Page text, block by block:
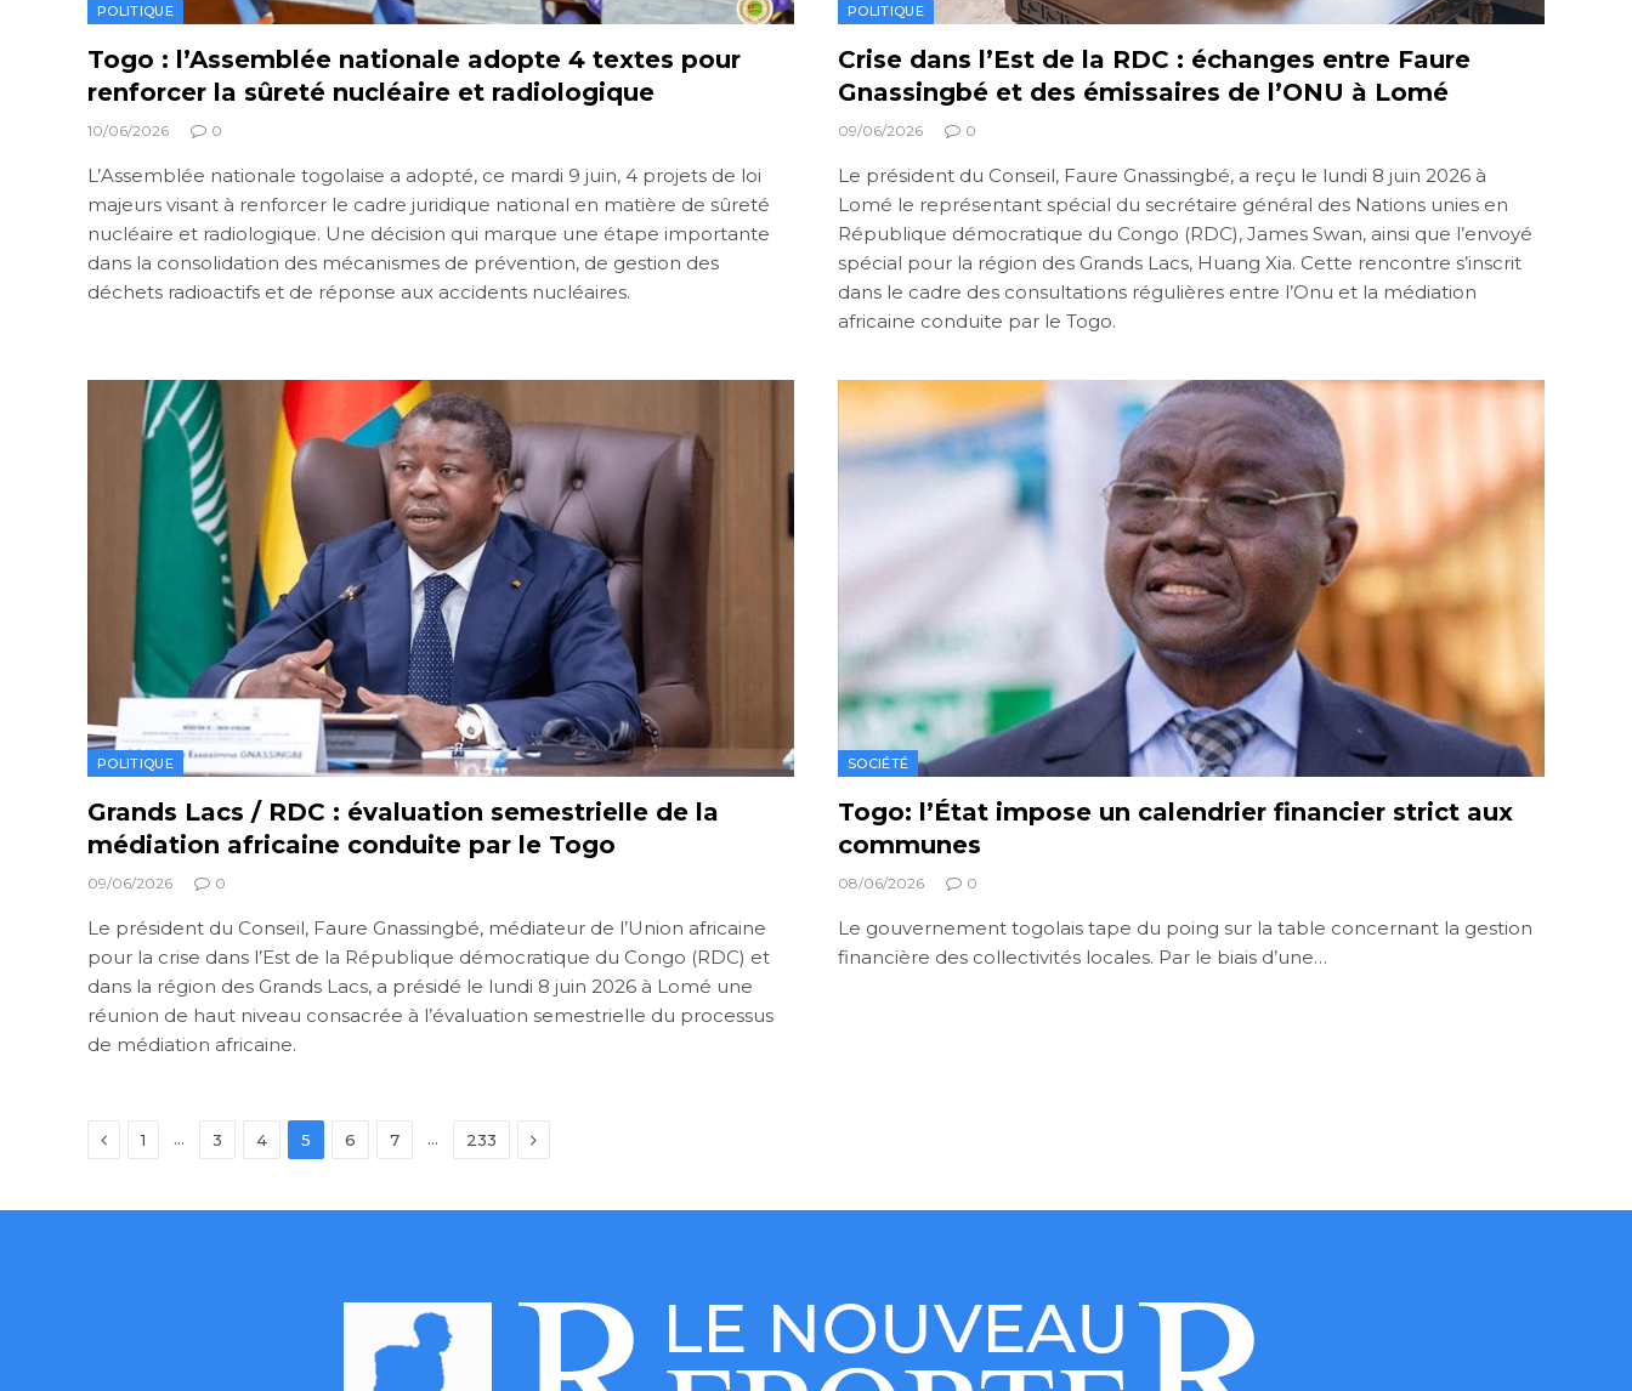
POLITIQUE
Togo : l’Assemblée nationale adopte 4 textes pour
renforcer la sûreté nucléaire et radiologique
10/06/2026 0
L’Assemblée nationale togolaise a adopté, ce mardi 9 juin, 4 projets de loi
majeurs visant à renforcer le cadre juridique national en matière de sûreté
nucléaire et radiologique. Une décision qui marque une étape importante
dans la consolidation des mécanismes de prévention, de gestion des
déchets radioactifs et de réponse aux accidents nucléaires.
POLITIQUE
Crise dans l’Est de la RDC : échanges entre Faure
Gnassingbé et des émissaires de l’ONU à Lomé
09/06/2026 0
Le président du Conseil, Faure Gnassingbé, a reçu le lundi 8 juin 2026 à
Lomé le représentant spécial du secrétaire général des Nations unies en
République démocratique du Congo (RDC), James Swan, ainsi que l’envoyé
spécial pour la région des Grands Lacs, Huang Xia. Cette rencontre s’inscrit
dans le cadre des consultations régulières entre l’Onu et la médiation
africaine conduite par le Togo.
POLITIQUE
Grands Lacs / RDC : évaluation semestrielle de la
médiation africaine conduite par le Togo
09/06/2026 0
Le président du Conseil, Faure Gnassingbé, médiateur de l’Union africaine
pour la crise dans l’Est de la République démocratique du Congo (RDC) et
dans la région des Grands Lacs, a présidé le lundi 8 juin 2026 à Lomé une
réunion de haut niveau consacrée à l’évaluation semestrielle du processus
de médiation africaine.
SOCIÉTÉ
Togo: l’État impose un calendrier financier strict aux
communes
08/06/2026 0
Le gouvernement togolais tape du poing sur la table concernant la gestion
financière des collectivités locales. Par le biais d’une…
Previous
1 … 3 4 5 6 7 … 233 Next